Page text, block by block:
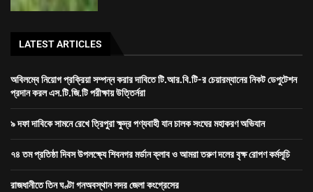
LATEST ARTICLES
অবিলম্বে নিয়োগ প্রক্রিয়া সম্পন্ন করার দাবিতে টি.আর.বি.টি-র চেয়ারম্যানের নিকট ডেপুটেশন
প্রদান করল এস.টি.জি.টি পরীক্ষায় উত্তির্নরা
৯ দফা দাবিকে সামনে রেখে ত্রিপুরা ক্ষুদ্র পণ্যবাহী যান চালক সংঘের মহাকরণ অভিযান
৭৪ তম প্রতিষ্ঠা দিবস উপলক্ষ্যে শিবনগর মর্ডান ক্লাব ও আমরা তরুণ দলের বৃক্ষ রোপণ কর্মসূচি
রাজধানীতে তিন ঘণ্টা গনঅবস্থান সদর জেলা কংগ্রেসের